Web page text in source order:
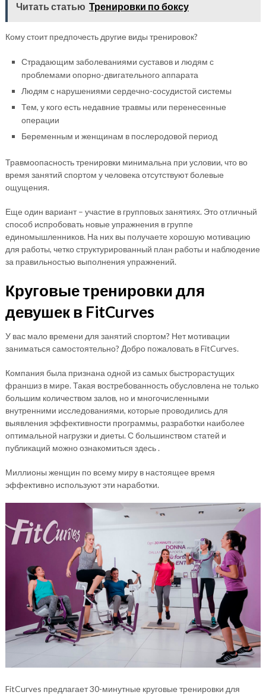
Читать статью Тренировки по боксу
Кому стоит предпочесть другие виды тренировок?
Страдающим заболеваниями суставов и людям с
проблемами опорно-двигательного аппарата
Людям с нарушениями сердечно-сосудистой системы
Тем, у кого есть недавние травмы или перенесенные
операции
Беременным и женщинам в послеродовой период
Травмоопасность тренировки минимальна при условии, что во
время занятий спортом у человека отсутствуют болевые
ощущения.
Еще один вариант – участие в групповых занятиях. Это отличный
способ испробовать новые упражнения в группе
единомышленников. На них вы получаете хорошую мотивацию
для работы, четко структурированный план работы и наблюдение
за правильностью выполнения упражнений.
Круговые тренировки для
девушек в FitCurves
У вас мало времени для занятий спортом? Нет мотивации
заниматься самостоятельно? Добро пожаловать в FitCurves.
Компания была признана одной из самых быстрорастущих
франшиз в мире. Такая востребованность обусловлена не только
большим количеством залов, но и многочисленными
внутренними исследованиями, которые проводились для
выявления эффективности программы, разработки наиболее
оптимальной нагрузки и диеты. С большинством статей и
публикаций можно ознакомиться здесь .
Миллионы женщин по всему миру в настоящее время
эффективно используют эти наработки.
FitCurves предлагает 30-минутные круговые тренировки для